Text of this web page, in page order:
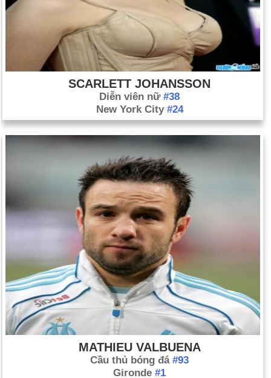
SCARLETT JOHANSSON
Diễn viên nữ #38
New York City #24
MATHIEU VALBUENA
Cầu thủ bóng đá #93
Gironde #1